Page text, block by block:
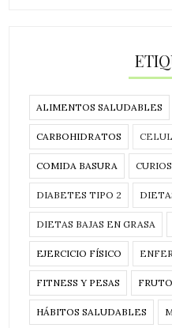
ALIMENTOS SALUDABLES
CARBOHIDRATOS
COMIDA BASURA
DIABETES TIPO 2
DIETAS BAJAS EN GRASA
EJERCICIO FÍSICO
FITNESS Y PESAS
HÁBITOS SALUDABLES